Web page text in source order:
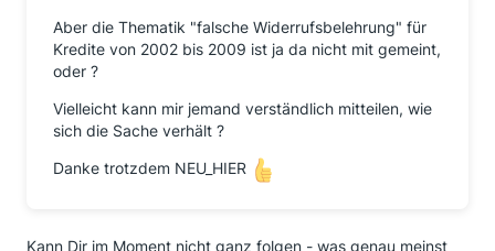
Aber die Thematik "falsche Widerrufsbelehrung" für
Kredite von 2002 bis 2009 ist ja da nicht mit gemeint,
oder ?
Vielleicht kann mir jemand verständlich mitteilen, wie
sich die Sache verhält ?
Danke trotzdem NEU_HIER
Kann Dir im Moment nicht ganz folgen - was genau meinst